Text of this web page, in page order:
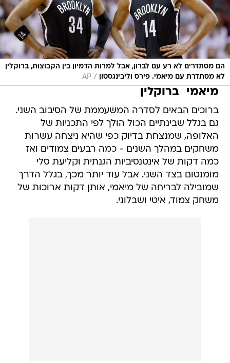
הם מסתדרים לא רע עם לברון, אבל למרות הדמיון בין הקבוצות, ברוקלין
לא מסתדרת עם מיאמי. פירס וליבינגסטון
/
AP
מיאמי  ברוקלין
ברוכים הבאים לסדרה המשעממת של הסיבוב השני.
גם בגלל שבינתיים הכול הולך לפי התכניות של
האלופה, שמנצחת בדיוק כפי שהיא ניצחה עשרות
משחקים במהלך השנים - כמה רבעים צמודים ואז
כמה דקות של אינטנסיביות הגנתית וקליעת סלי
מומנטום בצד השני. אבל עוד יותר מכך, בגלל הדרך
שמובילה לבריחה של מיאמי, אותן דקות ארוכות של
משחק צמוד, איטי ושבלוני.